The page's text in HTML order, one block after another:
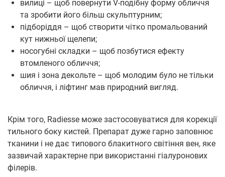
вилиці – щоб повернути V-подібну форму обличчя
та зробити його більш скульптурним;
підборіддя – щоб створити чітко промальований
кут нижньої щелепи;
носогубні складки – щоб позбутися ефекту
втомленого обличчя;
шия і зона декольте – щоб молодим було не тільки
обличчя, і ліфтинг мав природний вигляд.
Крім того, Radiesse може застосовуватися для корекції
тильного боку кистей. Препарат дуже гарно заповнює
тканини і не дає типового блакитного світіння вен, яке
зазвичай характерне при використанні гіалуронових
філерів.